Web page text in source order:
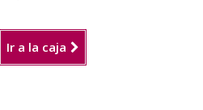
Ir a la caja